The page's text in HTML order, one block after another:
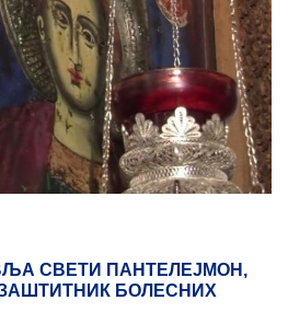
СВЕТИ ПАНТЕЛЕЈМОН,
БОЛЕСНИХ